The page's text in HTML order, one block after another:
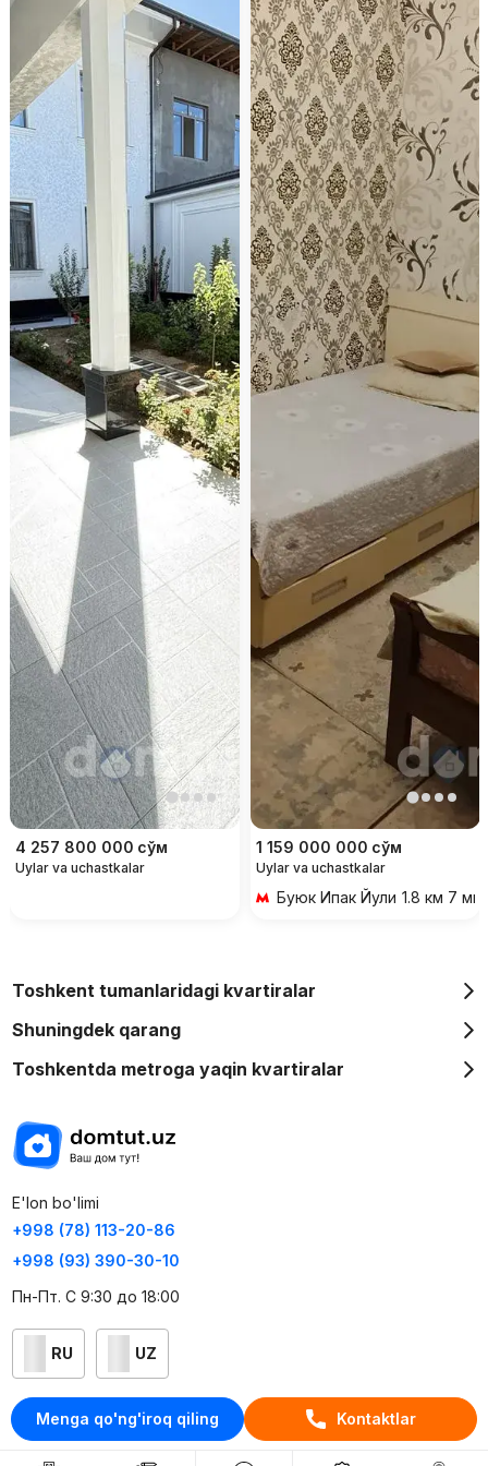
Menga qo'ng'iroq qiling Kontaktlar
4 257 800 000 сўм
Uylar va uchastkalar
1 159 000 000 сўм
Uylar va uchastkalar
Буюк Ипак Йули 1.8 км 7
Toshkent tumanlaridagi kvartiralar
Shuningdek qarang
Toshkentda metroga yaqin kvartiralar
E'lon bo'limi
+998 (78) 113-20-86
+998 (93) 390-30-10
Пн-Пт. С 9:30 до 18:00
RU UZ
Kontaktlar